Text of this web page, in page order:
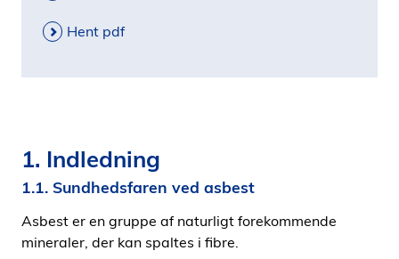
Hent pdf
1. Indledning
1.1. Sundhedsfaren ved asbest
Asbest er en gruppe af naturligt forekommende
mineraler, der kan spaltes i fibre.